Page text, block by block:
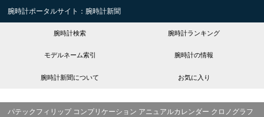
腕時計ポータルサイト：腕時計新聞
腕時計検索 腕時計ランキング
モデルネーム索引 腕時計の情報
腕時計新聞について お気に入り
パテックフィリップ コンプリケーション アニュアルカレンダー クロノグラフ